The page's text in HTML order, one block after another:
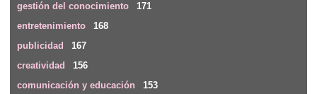
gestión del conocimiento
171
entretenimiento
168
publicidad
167
creatividad
156
comunicación y educación
153